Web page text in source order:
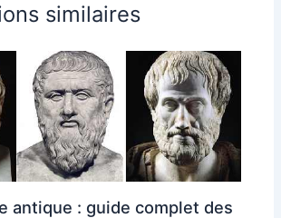
similaires
antique : guide complet des